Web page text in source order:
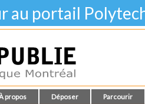
au portail
propos Déposer Parcourir